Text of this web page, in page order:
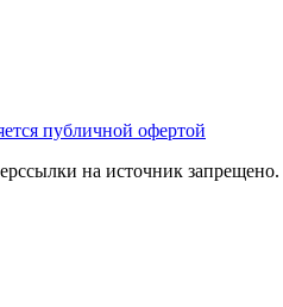
публичной офертой
на источник запрещено.